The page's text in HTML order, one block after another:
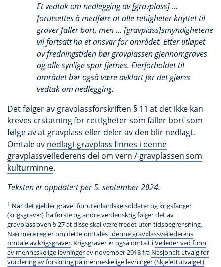
Et vedtak om nedlegging av [gravplass] …
forutsettes å medføre at alle rettigheter knyttet til
graver faller bort, men … [gravplass]smyndighetene
vil fortsatt ha et ansvar for området. Etter utløpet
av fredningstiden bør gravplassen gjennomgraves
og alle synlige spor fjernes. Eierforholdet til
området bør også være avklart før det gjøres
vedtak om nedlegging.
Det følger av gravplassforskriften § 11 at det ikke kan
kreves erstatning for rettigheter som faller bort som
følge av at gravplass eller deler av den blir nedlagt.
Omtale av nedlagt gravplass finnes i denne
gravplassveilederens del om vern / gravplassen som
kulturminne.
Teksten er oppdatert per 5. september 2024.
1 Når det gjelder graver for utenlandske soldater og krigsfanger
(krigsgraver) fra første og andre verdenskrig følger det av
gravplassloven § 27 at disse skal være fredet uten tidsbegrensning.
Nærmere regler om dette omtales i denne gravplassveilederens
omtale av krigsgraver. Krigsgraver er også omtalt iVeileder ved funn
av menneskelige levningerav november 2018 fra Nasjonalt utvalg for
vurdering av forskning på menneskelige levninger (Skjelettutvalget)